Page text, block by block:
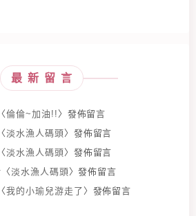
最新留言
倫倫~加油!! 〉發佈留言
淡水漁人碼頭〉發佈留言
淡水漁人碼頭〉發佈留言
〈淡水漁人碼頭〉發佈留言
我的小瑜兒游走了 〉發佈留言